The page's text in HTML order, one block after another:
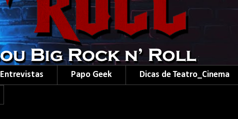
Entrevistas Papo Geek Dicas de Teatro_Cinema